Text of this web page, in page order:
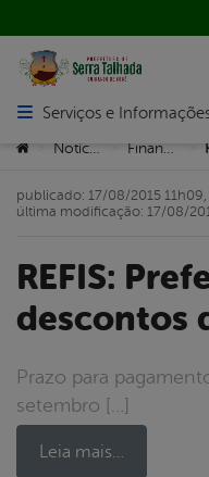
Abrir menu principal de
Serviços e
Você está aqui:
> > Finanças >
REFIS: Prefeitura dá
descontos
Prazo para pagamento vai de 17 de agosto a 17 de
setembro […]
Leia mais…
publicado: 17/08/2015 11h09,
última modificação: 17/08/